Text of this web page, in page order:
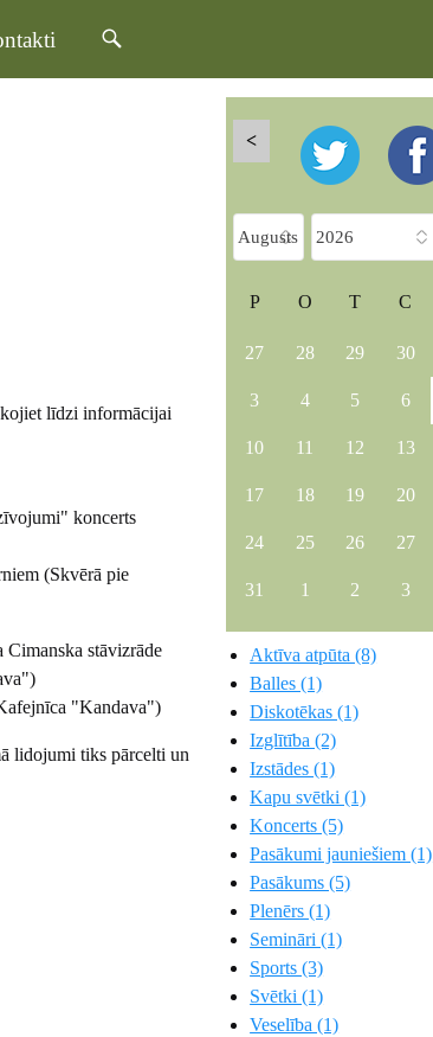
līdzi informācijai
koncerts
(Skvērā pie
stāvizrāde
"Kandava")
lidojumi tiks pārcelti un
<
P O T C
27 28 29 30
3 4 5 6
10 11 12 13
17 18 19 20
24 25 26 27
31 1 2 3
Aktīva atpūta (8)
Balles (1)
Diskotēkas (1)
Izglītība (2)
Izstādes (1)
Kapu svētki (1)
Koncerts (5)
Pasākumi jauniešiem (1)
Pasākums (5)
Plenērs (1)
Semināri (1)
Sports (3)
Svētki (1)
Veselība (1)